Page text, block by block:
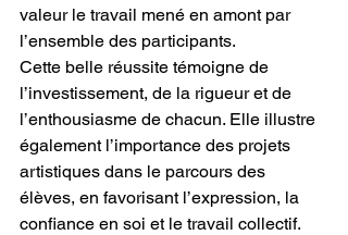
valeur le travail mené en amont par
l’ensemble des participants.
Cette belle réussite témoigne de
l’investissement, de la rigueur et de
l’enthousiasme de chacun. Elle illustre
également l’importance des projets
artistiques dans le parcours des
élèves, en favorisant l’expression, la
confiance en soi et le travail collectif.